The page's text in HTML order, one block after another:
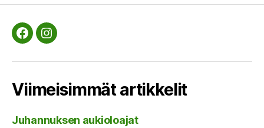
FacebookInstagram
Viimeisimmät artikkelit
Juhannuksen aukioloajat